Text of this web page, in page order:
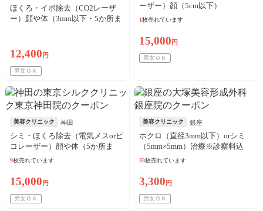
ほくろ・イボ除去（CO2レーザ
ー）顔や体（3mm以下・5か所ま
12,400 円
男女ＯＫ
ーザー）顔（5cm以下）
1枚売れています
15,000 円
男女ＯＫ
美容クリニック 神田
シミ・ほくろ除去（電気メスorピ
コレーザー）顔や体（5か所ま
で）※局所麻酔・初診料込／リ
9枚売れています
15,000 円
男女ＯＫ
美容クリニック 銀座
ホクロ（直径3mm以下）orシミ
（5mm×5mm）治療※診察料込
33枚売れています
3,300 円
男女ＯＫ